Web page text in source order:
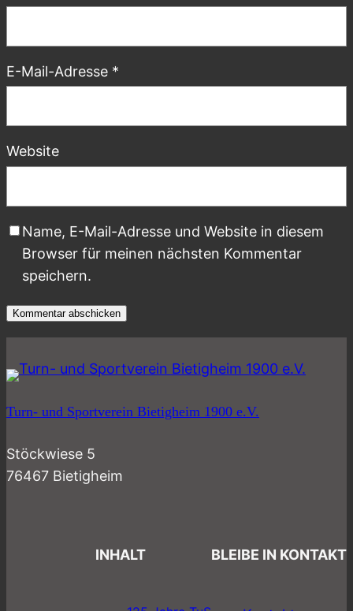
E-Mail-Adresse *
Website
Name, E-Mail-Adresse und Website in diesem
Browser für meinen nächsten Kommentar
speichern.
Turn- und Sportverein Bietigheim 1900 e.V.
Stöckwiese 5
76467 Bietigheim
INHALT BLEIBE IN KONTAKT